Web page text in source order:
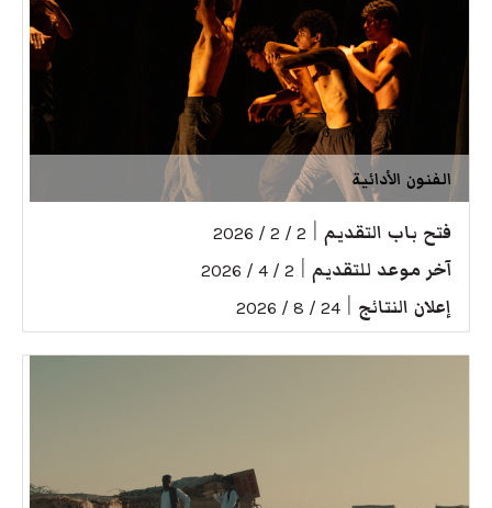
الفنون الأدائية
فتح باب التقديم 2 / 2 / 2026
آخر موعد للتقديم 2 / 4 / 2026
إعلان النتائج 24 / 8 / 2026